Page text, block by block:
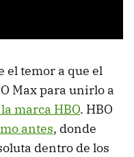
el temor a que el
Max para unirlo a
marca HBO. HBO
antes, donde
dentro de los